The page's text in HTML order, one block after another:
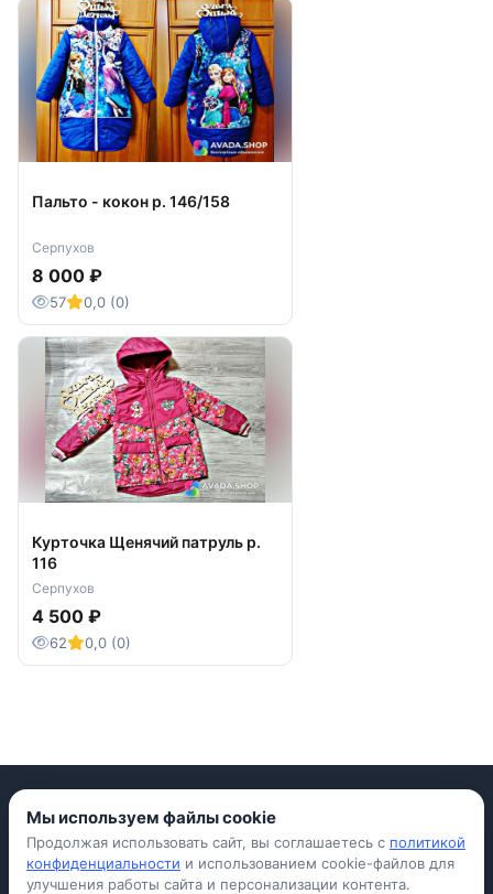
Пальто - кокон р. 146/158
Серпухов
8 000 ₽
57 0,0 (0)
Курточка Щенячий патруль р.
116
Серпухов
4 500 ₽
62 0,0 (0)
Приложение для iPhone
© Avada Shop, 2026
Мы используем файлы cookie
Продолжая использовать сайт, вы соглашаетесь с политикой
конфиденциальности и использованием cookie-файлов для
улучшения работы сайта и персонализации контента.